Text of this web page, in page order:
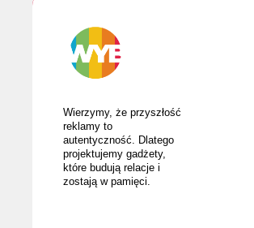
Wierzymy, że przyszłość
reklamy to
autentyczność. Dlatego
projektujemy gadżety,
które budują relacje i
zostają w pamięci.